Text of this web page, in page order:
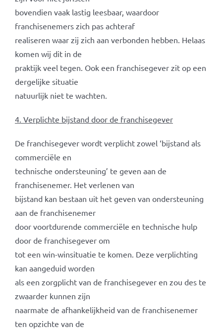
bovendien vaak lastig leesbaar, waardoor
franchisenemers zich pas achteraf
realiseren waar zij zich aan verbonden hebben. Helaas
komen wij dit in de
praktijk veel tegen. Ook een franchisegever zit op een
dergelijke situatie
natuurlijk niet te wachten.
4. Verplichte bijstand door de franchisegever
De franchisegever wordt verplicht zowel ‘bijstand als
commerciële en
technische ondersteuning’ te geven aan de
franchisenemer. Het verlenen van
bijstand kan bestaan uit het geven van ondersteuning
aan de franchisenemer
door voortdurende commerciële en technische hulp
door de franchisegever om
tot een win-winsituatie te komen. Deze verplichting
kan aangeduid worden
als een zorgplicht van de franchisegever en zou des te
zwaarder kunnen zijn
naarmate de afhankelijkheid van de franchisenemer
ten opzichte van de